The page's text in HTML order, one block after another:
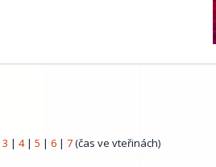
3 | 4| 5 | 6 | 7(čas ve vteřinách)